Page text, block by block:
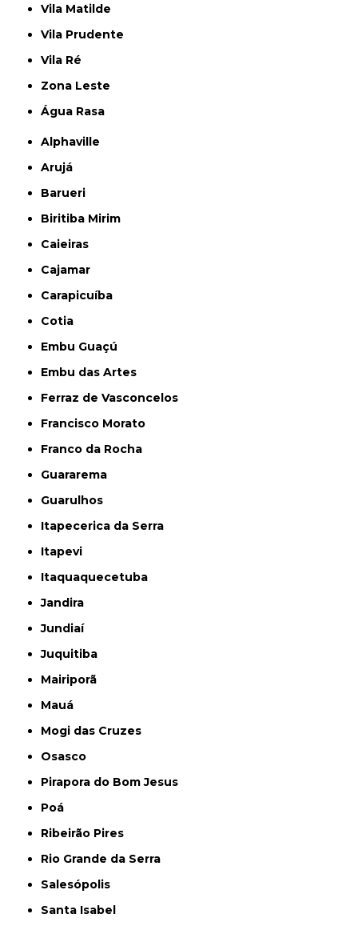
Vila Matilde
Vila Prudente
Vila Ré
Zona Leste
Água Rasa
Alphaville
Arujá
Barueri
Biritiba Mirim
Caieiras
Cajamar
Carapicuíba
Cotia
Embu Guaçú
Embu das Artes
Ferraz de Vasconcelos
Francisco Morato
Franco da Rocha
Guararema
Guarulhos
Itapecerica da Serra
Itapevi
Itaquaquecetuba
Jandira
Jundiaí
Juquitiba
Mairiporã
Mauá
Mogi das Cruzes
Osasco
Pirapora do Bom Jesus
Poá
Ribeirão Pires
Rio Grande da Serra
Salesópolis
Santa Isabel